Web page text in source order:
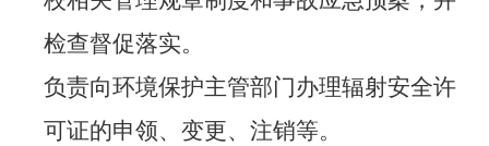
检查督促落实。
负责向环境保护主管部门办理辐射安全许
可证的申领、变更、注销等。